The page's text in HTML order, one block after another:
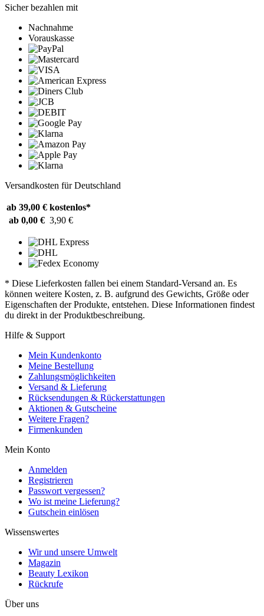
Sicher bezahlen mit
Nachnahme
Vorauskasse
Versandkosten für Deutschland
ab 39,00 € kostenlos*
ab 0,00 € 3,90 €
* Diese Lieferkosten fallen bei einem Standard-Versand an. Es
können weitere Kosten, z. B. aufgrund des Gewichts, Größe oder
Eigenschaften der Produkte, entstehen. Diese Informationen findest
du direkt in der Produktbeschreibung.
Hilfe & Support
Mein Kundenkonto
Meine Bestellung
Zahlungsmöglichkeiten
Versand & Lieferung
Rücksendungen & Rückerstattungen
Aktionen & Gutscheine
Weitere Fragen?
Firmenkunden
Mein Konto
Anmelden
Registrieren
Passwort vergessen?
Wo ist meine Lieferung?
Gutschein einlösen
Wissenswertes
Wir und unsere Umwelt
Magazin
Beauty Lexikon
Rückrufe
Über uns